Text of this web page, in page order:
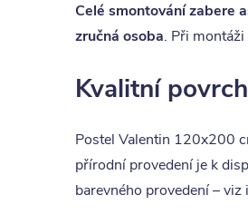
Celé smontování zabere
zručná osoba. Při
Kvalitní
Postel Valentin 120x200
přírodní provedení je k
barevného provedení – viz